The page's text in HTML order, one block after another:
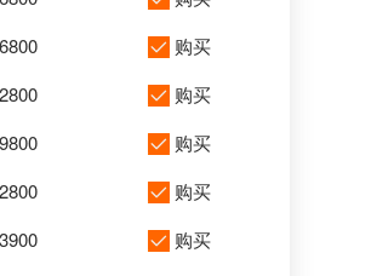
购买
购买
购买
购买
购买